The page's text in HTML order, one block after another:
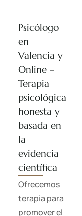
Psicólogo
en
Valencia y
Online –
Terapia
psicológica
honesta y
basada en
la
evidencia
científica
Ofrecemos
terapia para
promover el